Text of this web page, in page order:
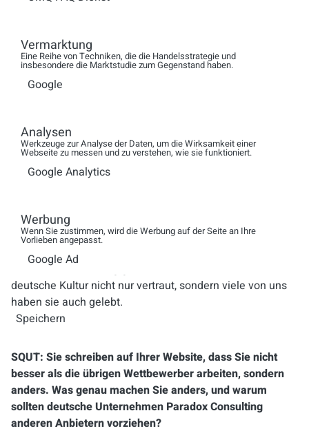
Unternehmen in diesem Bereich tätig sind, spricht für
SQUT: Sie erwähnen Ihre multikulturelle
Arbeitsatmosphäre. Wie stellen Sie sicher, dass kulturelle
Missverständnissen mit deutschen Kunden führen?
Nikolina Josipovic: Ich würde sagen, Multikultur ist ein
Vorteil. Wir vereinen alle Unterschiede zu einer Synergie,
die Mitarbeiter:innen, die das Topmanagement bilden,
sowie auch der Großteil der Agent:innen viele Jahre in
Deutschland gelebt, sind dort aufgewachsen und haben
dort ihre Schulbildung genossen. Somit ist uns die
deutsche Kultur nicht nur vertraut, sondern viele von uns
haben sie auch gelebt.
SQUT: Sie schreiben auf Ihrer Website, dass Sie nicht
besser als die übrigen Wettbewerber arbeiten, sondern
anders. Was genau machen Sie anders, und warum
sollten deutsche Unternehmen Paradox Consulting
anderen Anbietern vorziehen?
Vermarktung
Eine Reihe von Techniken, die die Handelsstrategie und
insbesondere die Marktstudie zum Gegenstand haben.
Google
Analysen
Werkzeuge zur Analyse der Daten, um die Wirksamkeit einer
Webseite zu messen und zu verstehen, wie sie funktioniert.
Google Analytics
Werbung
Wenn Sie zustimmen, wird die Werbung auf der Seite an Ihre
Vorlieben angepasst.
Google Ad
Speichern